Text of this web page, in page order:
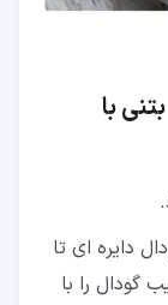
با
دایره ای تا
گودال را با